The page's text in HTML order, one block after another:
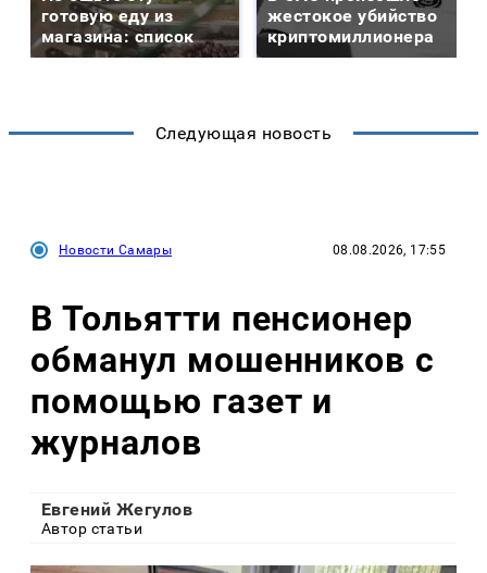
готовую еду из
магазина: список
жестокое убийство
криптомиллионера
Следующая новость
Новости Самары 08.08.2026, 17:55
В Тольятти пенсионер
обманул мошенников с
помощью газет и
журналов
Евгений Жегулов
Автор статьи